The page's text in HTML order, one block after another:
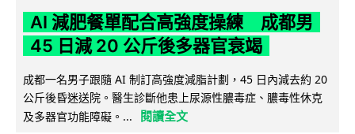
AI 減肥餐單配合高強度操練 成都男
45 日減 20 公斤後多器官衰竭
成都一名男子跟隨 AI 制訂高強度減脂計劃，45 日內減去約 20
公斤後昏迷送院。醫生診斷他患上尿源性膿毒症、膿毒性休克
及多器官功能障礙。...
閱讀全文